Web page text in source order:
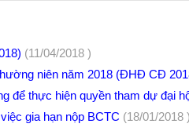
(11/04/2018 )
niên năm 2018 (ĐHĐ CĐ
để thực hiện quyền tham dự đại
gia hạn nộp BCTC (18/01/2018 )